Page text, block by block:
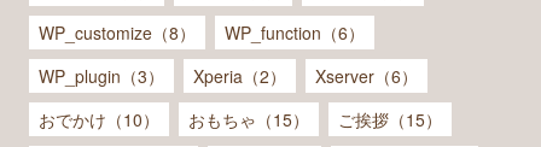
WP_customize（8）
WP_function（6）
WP_plugin（3）
Xperia（2）
Xserver（6）
おでかけ（10）
おもちゃ（15）
ご挨拶（15）